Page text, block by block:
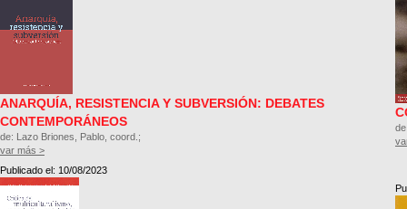
ANARQUÍA, RESISTENCIA Y SUBVERSIÓN: DEBATES
CONTEMPORÁNEOS
de: Lazo Briones, Pablo, coord.;
var más >
Publicado el: 10/08/2023